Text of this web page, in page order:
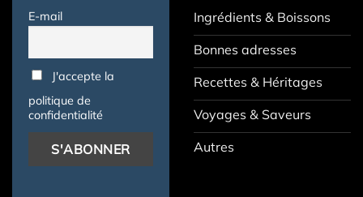
E-mail
J'accepte la
politique de
confidentialité
Ingrédients & Boissons
Bonnes adresses
Recettes & Héritages
Voyages & Saveurs
Autres